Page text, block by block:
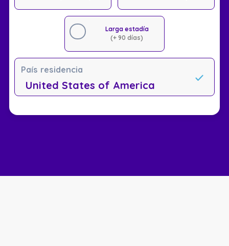
Larga estadía
(+ 90 días)
País residencia
United States of America